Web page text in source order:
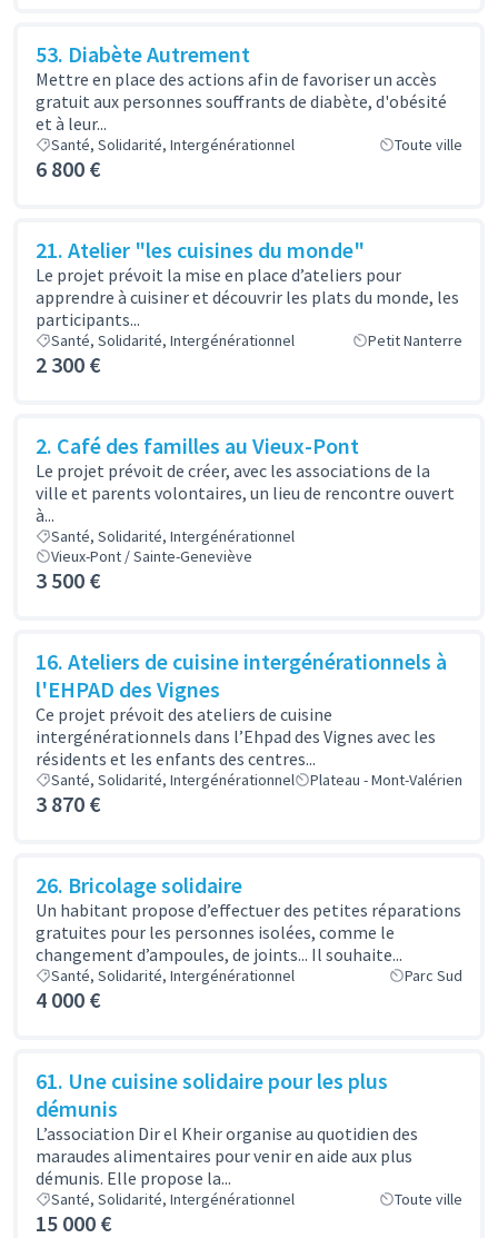
53. Diabète Autrement
Mettre en place des actions afin de favoriser un accès
gratuit aux personnes souffrants de diabète, d'obésité
et à leur...
Santé, Solidarité, Intergénérationnel Toute ville
6 800 €
21. Atelier "les cuisines du monde"
Le projet prévoit la mise en place d’ateliers pour
apprendre à cuisiner et découvrir les plats du monde, les
participants...
Santé, Solidarité, Intergénérationnel Petit Nanterre
2 300 €
2. Café des familles au Vieux-Pont
Le projet prévoit de créer, avec les associations de la
ville et parents volontaires, un lieu de rencontre ouvert
à...
Santé, Solidarité, Intergénérationnel
Vieux-Pont / Sainte-Geneviève
3 500 €
16. Ateliers de cuisine intergénérationnels à
l'EHPAD des Vignes
Ce projet prévoit des ateliers de cuisine
intergénérationnels dans l’Ehpad des Vignes avec les
résidents et les enfants des centres...
Santé, Solidarité, Intergénérationnel Plateau - Mont-Valérien
3 870 €
26. Bricolage solidaire
Un habitant propose d’effectuer des petites réparations
gratuites pour les personnes isolées, comme le
changement d’ampoules, de joints... Il souhaite...
Santé, Solidarité, Intergénérationnel Parc Sud
4 000 €
61. Une cuisine solidaire pour les plus
démunis
L’association Dir el Kheir organise au quotidien des
maraudes alimentaires pour venir en aide aux plus
démunis. Elle propose la...
Santé, Solidarité, Intergénérationnel Toute ville
15 000 €